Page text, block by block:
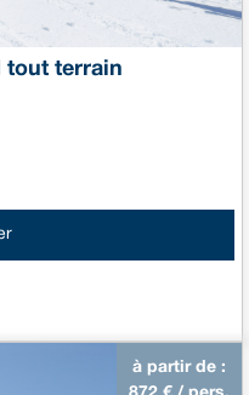
tout terrain
à partir de :